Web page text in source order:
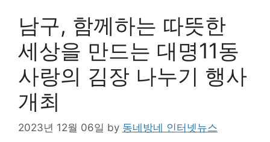
남구, 함께하는 따뜻한
세상을 만드는 대명11동
사랑의 김장 나누기 행사
개최
2023년 12월 06일 by 동네방네 인터넷뉴스